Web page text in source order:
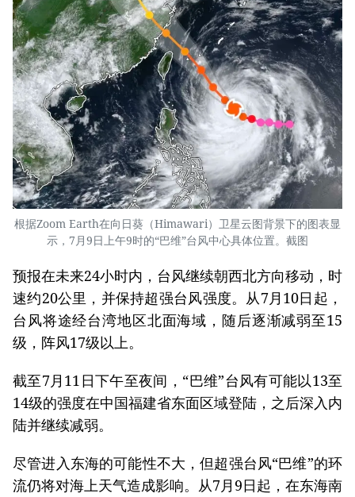
根据Zoom Earth在向日葵（Himawari）卫星云图背景下的图表显
示，7月9日上午9时的“巴维”台风中心具体位置。截图
预报在未来24小时内，台风继续朝西北方向移动，时
速约20公里，并保持超强台风强度。从7月10日起，
台风将途经台湾地区北面海域，随后逐渐减弱至15
级，阵风17级以上。
截至7月11日下午至夜间，“巴维”台风有可能以13至
14级的强度在中国福建省东面区域登陆，之后深入内
陆并继续减弱。
尽管进入东海的可能性不大，但超强台风“巴维”的环
流仍将对海上天气造成影响。从7月9日起，在东海南